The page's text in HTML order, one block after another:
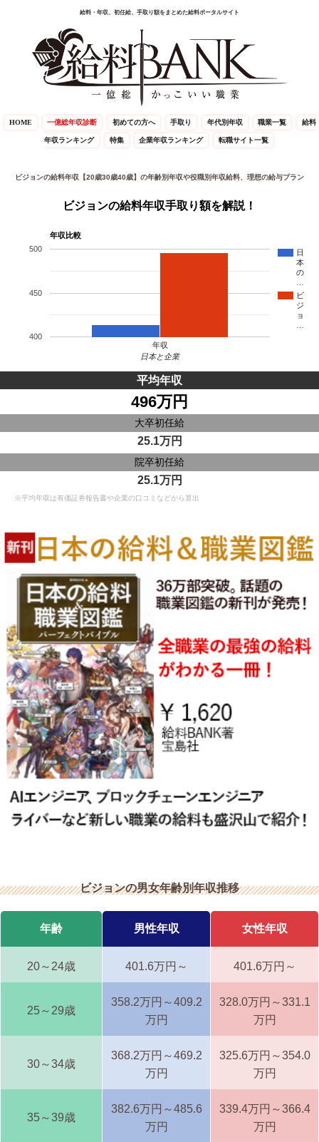
給料・年収、初任給、手取り額をまとめた給料ポータルサイト
HOME 一億総年収診断 初めての方へ 手取り 年代別年収 職業一覧 給料
年収ランキング 特集 企業年収ランキング 転職サイト一覧
ビジョンの給料年収【20歳30歳40歳】の年齢別年収や役職別年収給料、理想の給与プラン
ビジョンの給料年収手取り額を解説！
年収比較
日
本
の
ビ
ジ
ョ
年収
400
450
500
日本と企業
平均年収
496万円
大卒初任給
25.1万円
院卒初任給
25.1万円
※平均年収は有価証券報告書や企業の口コミなどから算出
ビジョンの男女年齢別年収推移
年齢 男性年収 女性年収
20～24歳 401.6万円～ 401.6万円～
25～29歳
358.2万円～409.2
万円
328.0万円～331.1
万円
30～34歳
368.2万円～469.2
万円
325.6万円～354.0
万円
35～39歳
382.6万円～485.6
万円
339.4万円～366.4
万円